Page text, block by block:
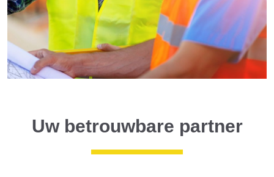
Uw betrouwbare partner